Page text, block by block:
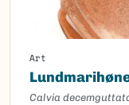
Art
Calvia